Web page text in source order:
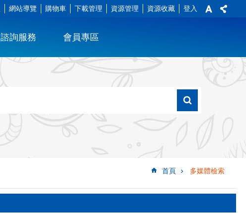
網站導覽 購物車 下載管理 資源管理 資源收藏 登入
諮詢服務 會員專區
首頁 多媒體檢索